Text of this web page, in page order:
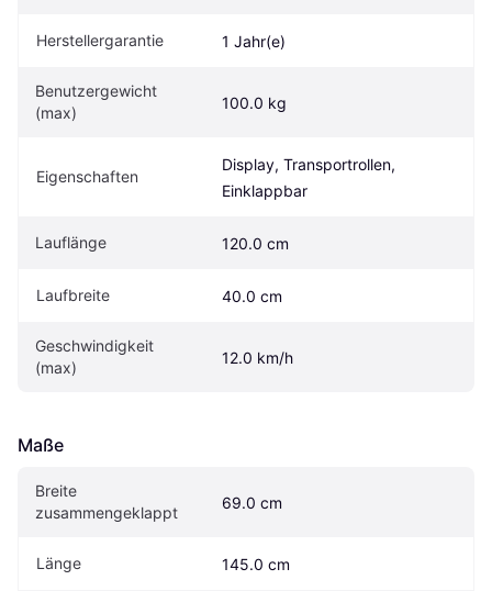
Herstellergarantie 1 Jahr(e)
Benutzergewicht
(max)
100.0 kg
Eigen­schaften
Display, Transportrollen,
Einklappbar
Lauflänge 120.0 cm
Laufbreite 40.0 cm
Geschwindigkeit
(max)
12.0 km/h
Maße
Breite
zusammengeklappt
69.0 cm
Länge 145.0 cm